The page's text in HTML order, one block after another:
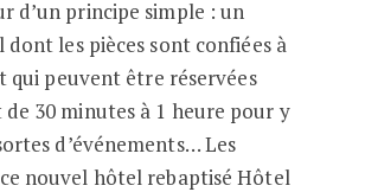
d’un principe simple : un
les pièces sont confiées à
qui peuvent être réservées
30 minutes à 1 heure pour y
d’événements… Les
nouvel hôtel rebaptisé Hôtel